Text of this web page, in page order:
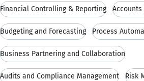
Financial Controlling & Reporting
Budgeting and Forecasting Process
Business Partnering and Collaboration
Audits and Compliance Management Risk